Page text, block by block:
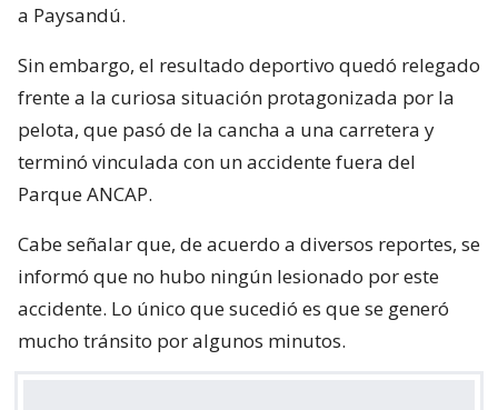
a Paysandú.
Sin embargo, el resultado deportivo quedó relegado
frente a la curiosa situación protagonizada por la
pelota, que pasó de la cancha a una carretera y
terminó vinculada con un accidente fuera del
Parque ANCAP.
Cabe señalar que, de acuerdo a diversos reportes, se
informó que no hubo ningún lesionado por este
accidente. Lo único que sucedió es que se generó
mucho tránsito por algunos minutos.